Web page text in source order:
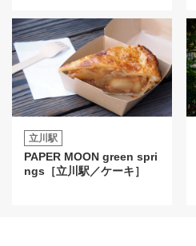
立川駅
PAPER MOON green spri
ngs［立川駅／ケーキ］